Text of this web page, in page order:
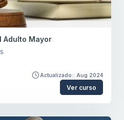
Adulto Mayor
Actualizado:: Aug 2024
Ver curso